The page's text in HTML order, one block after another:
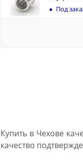
Под
Купить в Чехове
качество